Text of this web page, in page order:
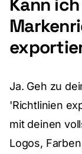
Ja. Geh zu
'Richtlinien
mit deinen
Logos,